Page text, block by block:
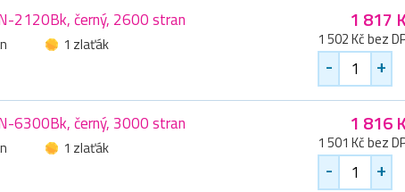
2120Bk, černý, 2600 stran
1 zlaťák
1 817
1 502 Kč bez
- +
6300Bk, černý, 3000 stran
1 zlaťák
1 816
1 501 Kč bez
- +